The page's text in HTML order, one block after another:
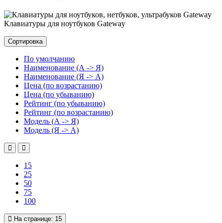
Клавиатуры для ноутбуков Gateway
Сортировка
По умолчанию
Наименование (А -> Я)
Наименование (Я -> А)
Цена (по возрастанию)
Цена (по убыванию)
Рейтинг (по убыванию)
Рейтинг (по возрастанию)
Модель (А -> Я)
Модель (Я -> А)
15
25
50
75
100
На странице: 15